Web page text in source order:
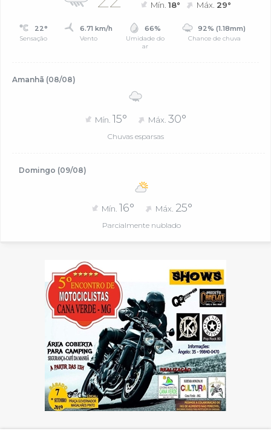
Mín.18° Máx. 29°
22°
Sensação
6.71 km/h
Vento
66%
Umidade do
ar
92% (1.18mm)
Chance de chuva
Amanhã (08/08)
Mín. 15° Máx. 30°
Chuvas esparsas
Domingo (09/08)
Mín. 16° Máx. 25°
Parcialmente nublado